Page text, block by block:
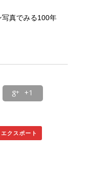
真でみる100年
 +1
クスポート